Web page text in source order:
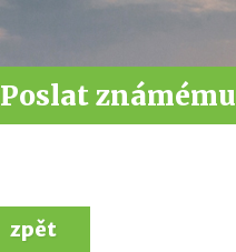
Poslat známému
zpět